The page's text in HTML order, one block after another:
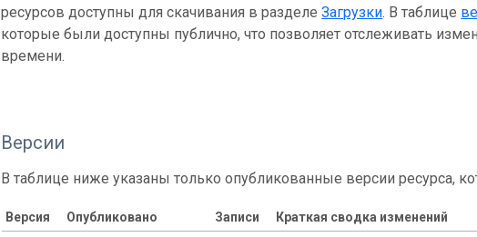
ресурсов доступны для скачивания в разделеЗагрузки. В таблице
которые были доступны публично, что позволяет отслеживать
времени.
Версии
В таблице ниже указаны только опубликованные версии ресурса,
Версия Опубликовано Записи
Краткая сводка изменений